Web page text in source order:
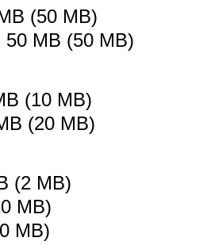
(50 MB)
50 MB (50 MB)
(10 MB)
(20 MB)
(2 MB)
MB)
MB)